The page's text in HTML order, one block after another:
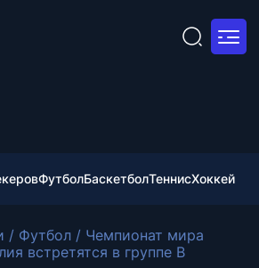
ФутболБаскетболТеннисХоккей
/ Футбол / Чемпионат мира
встретятся в группе B